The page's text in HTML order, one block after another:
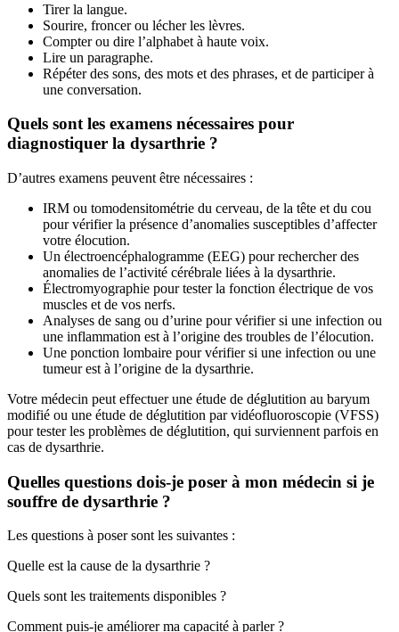
Tirer la langue.
Sourire, froncer ou lécher les lèvres.
Compter ou dire l’alphabet à haute voix.
Lire un paragraphe.
Répéter des sons, des mots et des phrases, et de participer à
une conversation.
Quels sont les examens nécessaires pour
diagnostiquer la dysarthrie ?
D’autres examens peuvent être nécessaires :
IRM ou tomodensitométrie du cerveau, de la tête et du cou
pour vérifier la présence d’anomalies susceptibles d’affecter
votre élocution.
Un électroencéphalogramme (EEG) pour rechercher des
anomalies de l’activité cérébrale liées à la dysarthrie.
Électromyographie pour tester la fonction électrique de vos
muscles et de vos nerfs.
Analyses de sang ou d’urine pour vérifier si une infection ou
une inflammation est à l’origine des troubles de l’élocution.
Une ponction lombaire pour vérifier si une infection ou une
tumeur est à l’origine de la dysarthrie.
Votre médecin peut effectuer une étude de déglutition au baryum
modifié ou une étude de déglutition par vidéofluoroscopie (VFSS)
pour tester les problèmes de déglutition, qui surviennent parfois en
cas de dysarthrie.
Quelles questions dois-je poser à mon médecin si je
souffre de dysarthrie ?
Les questions à poser sont les suivantes :
Quelle est la cause de la dysarthrie ?
Quels sont les traitements disponibles ?
Comment puis-je améliorer ma capacité à parler ?